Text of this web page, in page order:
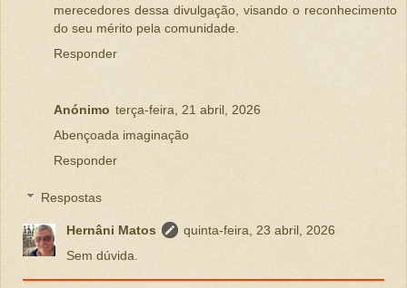
merecedores dessa divulgação, visando o reconhecimento
do seu mérito pela comunidade.
Responder
Anónimo terça-feira, 21 abril, 2026
Abençoada imaginação
Responder
Respostas
Hernâni Matos
quinta-feira, 23 abril, 2026
Sem dúvida.